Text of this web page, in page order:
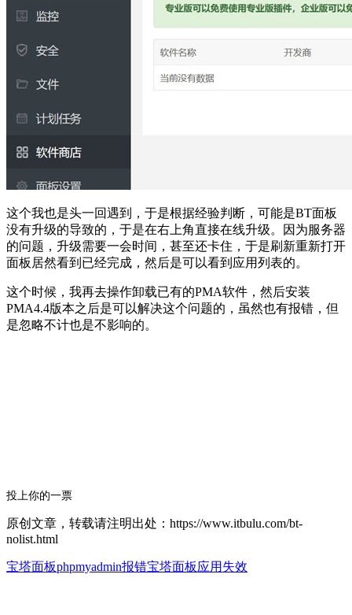
这个我也是头一回遇到，于是根据经验判断，可能是BT面板
没有升级的导致的，于是在右上角直接在线升级。因为服务器
的问题，升级需要一会时间，甚至还卡住，于是刷新重新打开
面板居然看到已经完成，然后是可以看到应用列表的。
这个时候，我再去操作卸载已有的PMA软件，然后安装
PMA4.4版本之后是可以解决这个问题的，虽然也有报错，但
是忽略不计也是不影响的。
投上你的一票
原创文章，转载请注明出处：https://www.itbulu.com/bt-
nolist.html
宝塔面板phpmyadmin报错宝塔面板应用失效